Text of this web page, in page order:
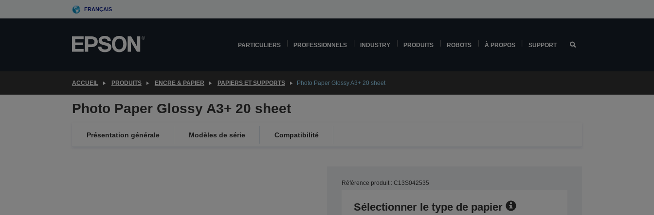
to
FRANÇAIS
PARTICULIERS PROFESSIONNELS INDUSTRY PRODUITS ROBOTS À PROPOS SUPPORT
ACCUEIL PRODUITS ENCRE & PAPIER PAPIERS ET SUPPORTS Photo Paper Glossy A3+ 20 sheet
Photo Paper Glossy A3+ 20 sheet
Présentation générale Modèles de série Compatibilité
Référence produit : C13S042535
Sélectionner le type de papier